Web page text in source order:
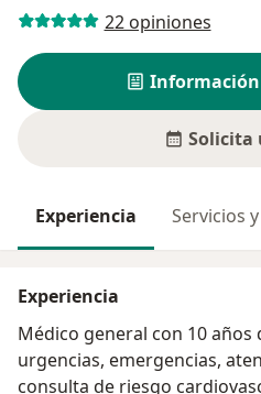
22 opiniones
Solicita
Experiencia Servicios
Experiencia
Médico general con 10 años
urgencias, emergencias,
consulta de riesgo